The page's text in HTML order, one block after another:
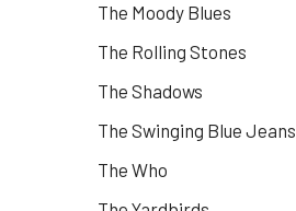
The Moody Blues
The Rolling Stones
The Shadows
The Swinging Blue Jeans
The Who